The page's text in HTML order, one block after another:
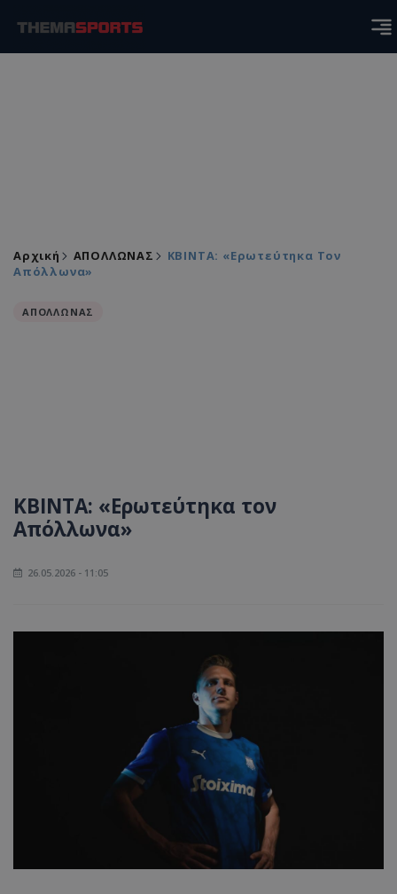
Αρχική ΑΠΟΛΛΩΝΑΣ
ΚΒΙΝΤΑ: «Ερωτεύτηκα Τον
Απόλλωνα»
ΑΠΟΛΛΩΝΑΣ
ΚΒΙΝΤΑ: «Ερωτεύτηκα τον
Απόλλωνα»
26.05.2026 - 11:05